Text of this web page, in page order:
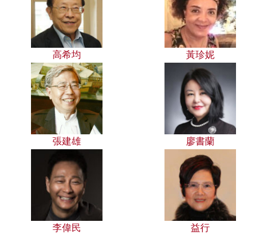
高希均 黃珍妮
張建雄 廖書蘭
李偉民 益行